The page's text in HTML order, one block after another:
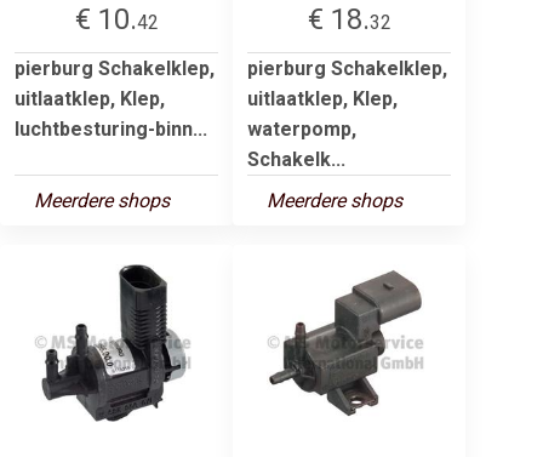
€ 10.42
pierburg Schakelklep,
uitlaatklep, Klep,
luchtbesturing-binn...
Meerdere shops
€ 18.32
pierburg Schakelklep,
uitlaatklep, Klep,
waterpomp,
Schakelk...
Meerdere shops